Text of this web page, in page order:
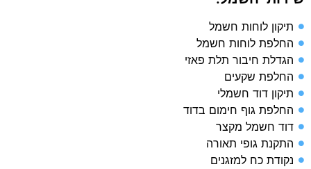
תיקון לוחות חשמל
החלפת לוחות חשמל
הגדלת חיבור תלת פאזי
החלפת שקעים
תיקון דוד חשמלי
החלפת גוף חימום בדוד
דוד חשמל מקצר
התקנת גופי תאורה
נקודת כח למזגנים